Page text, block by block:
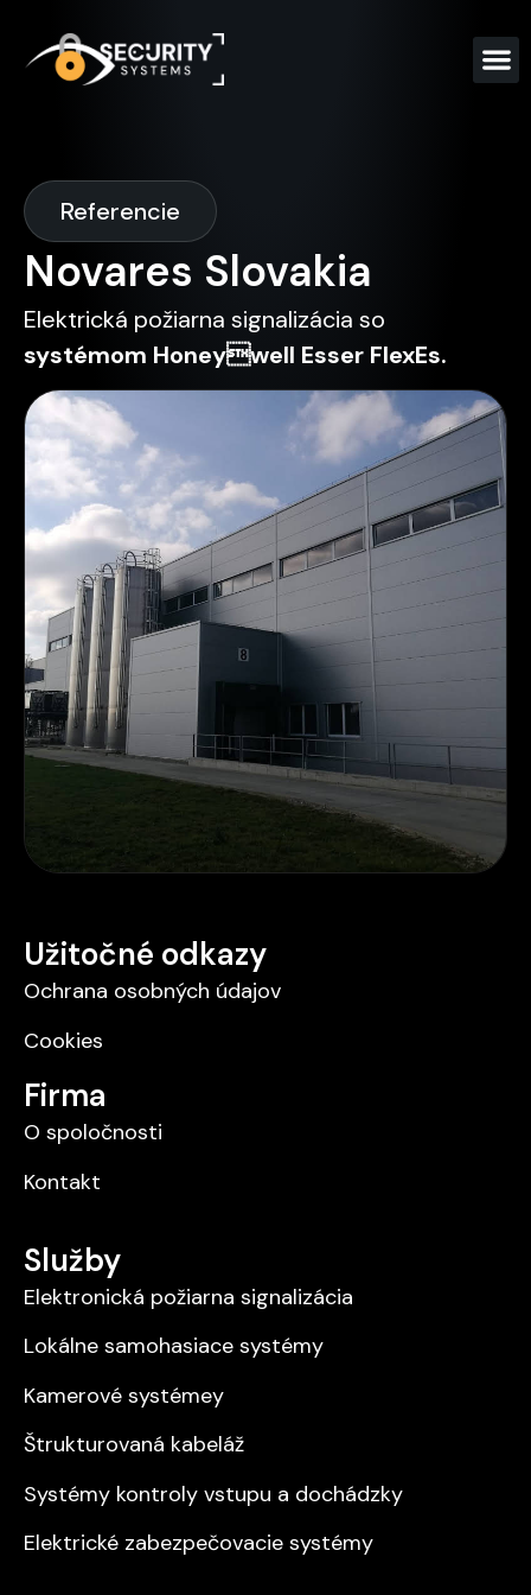
Referencie
Novares Slovakia
Elektrická požiarna signalizácia so
systémom Honeywell Esser FlexEs.
Užitočné odkazy
Ochrana osobných údajov
Cookies
Firma
O spoločnosti
Kontakt
Služby
Elektronická požiarna signalizácia
Lokálne samohasiace systémy
Kamerové systémey
Štrukturovaná kabeláž
Systémy kontroly vstupu a dochádzky
Elektrické zabezpečovacie systémy